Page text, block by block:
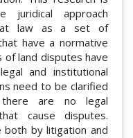
juridical approach
at law as a set of
have a normative
of land disputes have
and institutional
need to be clarified
are no legal
cause disputes.
both by litigation and